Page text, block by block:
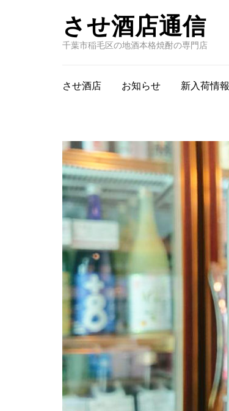
させ酒店通信
千葉市稲毛区の地酒本格焼酎の専門店
させ酒店 お知らせ 新入荷情報